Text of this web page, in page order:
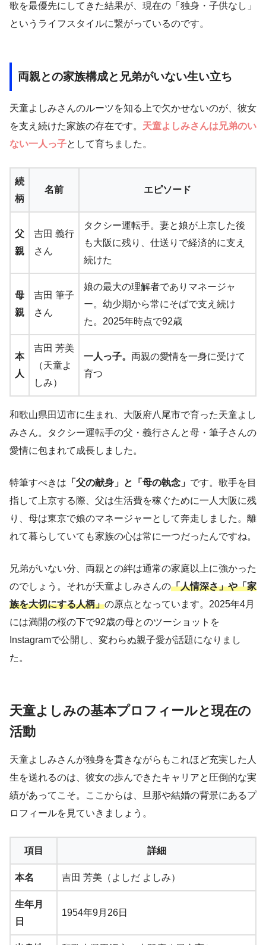
歌を最優先にしてきた結果が、現在の「独身・子供なし」
というライフスタイルに繋がっているのです。
両親との家族構成と兄弟がいない生い立ち
天童よしみさんのルーツを知る上で欠かせないのが、彼女
を支え続けた家族の存在です。 天童よしみさんは兄弟のい
ない一人っ子として育ちました。
続
柄
名前 エピソード
父
親
吉田 義行
さん
タクシー運転手。妻と娘が上京した後
も大阪に残り、仕送りで経済的に支え
続けた
母
親
吉田 筆子
さん
娘の最大の理解者でありマネージャ
ー。幼少期から常にそばで支え続け
た。2025年時点で92歳
本
人
吉田 芳美
（天童よ
しみ）
一人っ子。 両親の愛情を一身に受けて
育つ
和歌山県田辺市に生まれ、大阪府八尾市で育った天童よし
みさん。タクシー運転手の父・義行さんと母・筆子さんの
愛情に包まれて成長しました。
特筆すべきは 「父の献身」と「母の執念」 です。歌手を目
指して上京する際、父は生活費を稼ぐために一人大阪に残
り、母は東京で娘のマネージャーとして奔走しました。離
れて暮らしていても家族の心は常に一つだったんですね。
兄弟がいない分、両親との絆は通常の家庭以上に強かった
のでしょう。それが天童よしみさんの「人情深さ」や「家
族を大切にする人柄」の原点となっています。2025年4月
には満開の桜の下で92歳の母とのツーショットを
Instagramで公開し、変わらぬ親子愛が話題になりまし
た。
天童よしみの基本プロフィールと現在の
活動
天童よしみさんが独身を貫きながらもこれほど充実した人
生を送れるのは、彼女の歩んできたキャリアと圧倒的な実
績があってこそ。ここからは、旦那や結婚の背景にあるプ
ロフィールを見ていきましょう。
項目 詳細
本名 吉田 芳美（よしだ よしみ）
生年月
日
1954年9月26日